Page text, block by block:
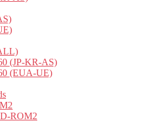
(JP-KR-AS)
(EUA-UE)
ROM2